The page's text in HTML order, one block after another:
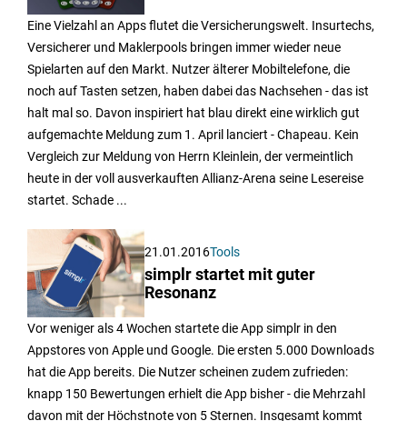
Eine Vielzahl an Apps flutet die Versicherungswelt. Insurtechs,
Versicherer und Maklerpools bringen immer wieder neue
Spielarten auf den Markt. Nutzer älterer Mobiltelefone, die
noch auf Tasten setzen, haben dabei das Nachsehen - das ist
halt mal so. Davon inspiriert hat blau direkt eine wirklich gut
aufgemachte Meldung zum 1. April lanciert - Chapeau. Kein
Vergleich zur Meldung von Herrn Kleinlein, der vermeintlich
heute in der voll ausverkauften Allianz-Arena seine Lesereise
startet. Schade ...
21.01.2016Tools
simplr startet mit guter
Resonanz
Vor weniger als 4 Wochen startete die App simplr in den
Appstores von Apple und Google. Die ersten 5.000 Downloads
hat die App bereits. Die Nutzer scheinen zudem zufrieden:
knapp 150 Bewertungen erhielt die App bisher - die Mehrzahl
davon mit der Höchstnote von 5 Sternen. Insgesamt kommt